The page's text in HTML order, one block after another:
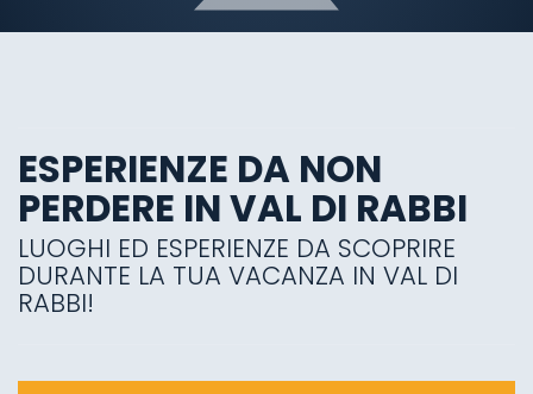
ESPERIENZE DA NON
PERDERE IN VAL DI RABBI
LUOGHI ED ESPERIENZE DA SCOPRIRE
DURANTE LA TUA VACANZA IN VAL DI
RABBI!